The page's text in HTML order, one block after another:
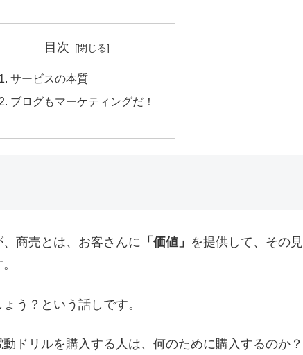
目次
サービスの本質
ブログもマーケティングだ！
商売とは、お客さんに 「価値」 を提供して、その見
う？という話しです。
ドリルを購入する人は、何のために購入するのか？